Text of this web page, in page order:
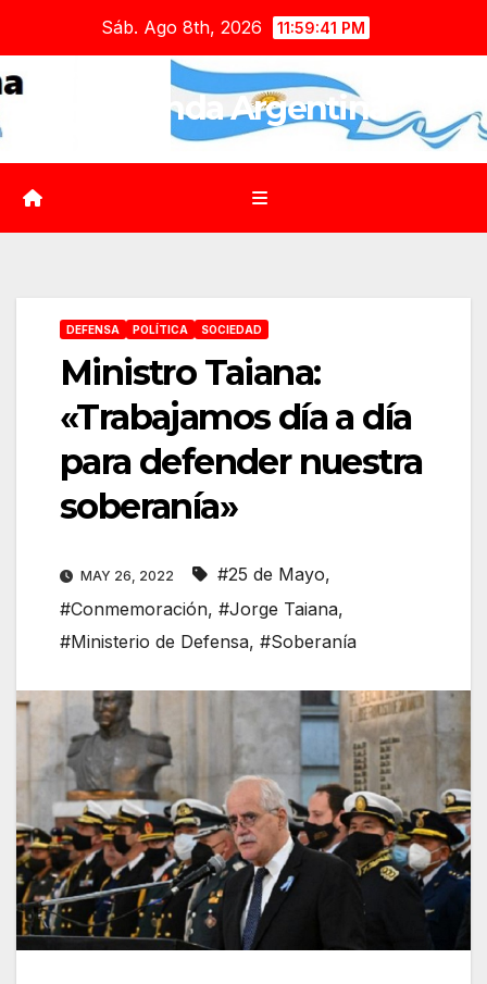
contenido
Sáb. Ago 8th, 2026 11:59:42 PM
Agenda Argentina
DEFENSA POLÍTICA SOCIEDAD
Ministro Taiana:
«Trabajamos día a día
para defender nuestra
soberanía»
MAY 26, 2022 #25 de Mayo,
#Conmemoración, #Jorge Taiana,
#Ministerio de Defensa, #Soberanía